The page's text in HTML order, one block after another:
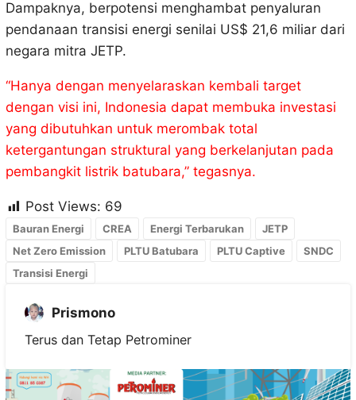
Dampaknya, berpotensi menghambat penyaluran
pendanaan transisi energi senilai US$ 21,6 miliar dari
negara mitra JETP.
“Hanya dengan menyelaraskan kembali target
dengan visi ini, Indonesia dapat membuka investasi
yang dibutuhkan untuk merombak total
ketergantungan struktural yang berkelanjutan pada
pembangkit listrik batubara,” tegasnya.
Post Views: 69
Bauran Energi CREA Energi Terbarukan
JETP
Net Zero Emission
PLTU Batubara PLTU Captive
SNDC
Transisi Energi
Prismono
Terus dan Tetap Petrominer